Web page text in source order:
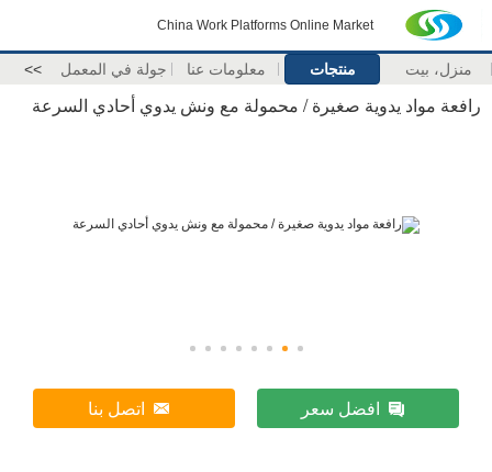
China Work Platforms Online Market
منزل، بيت منتجات معلومات عنا جولة في المعمل >>
رافعة مواد يدوية صغيرة / محمولة مع ونش يدوي أحادي السرعة
افضل سعر اتصل بنا